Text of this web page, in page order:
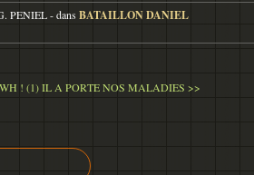
PENIEL-dans BATAILLON DANIEL
! (1) IL A PORTE NOS MALADIES >>